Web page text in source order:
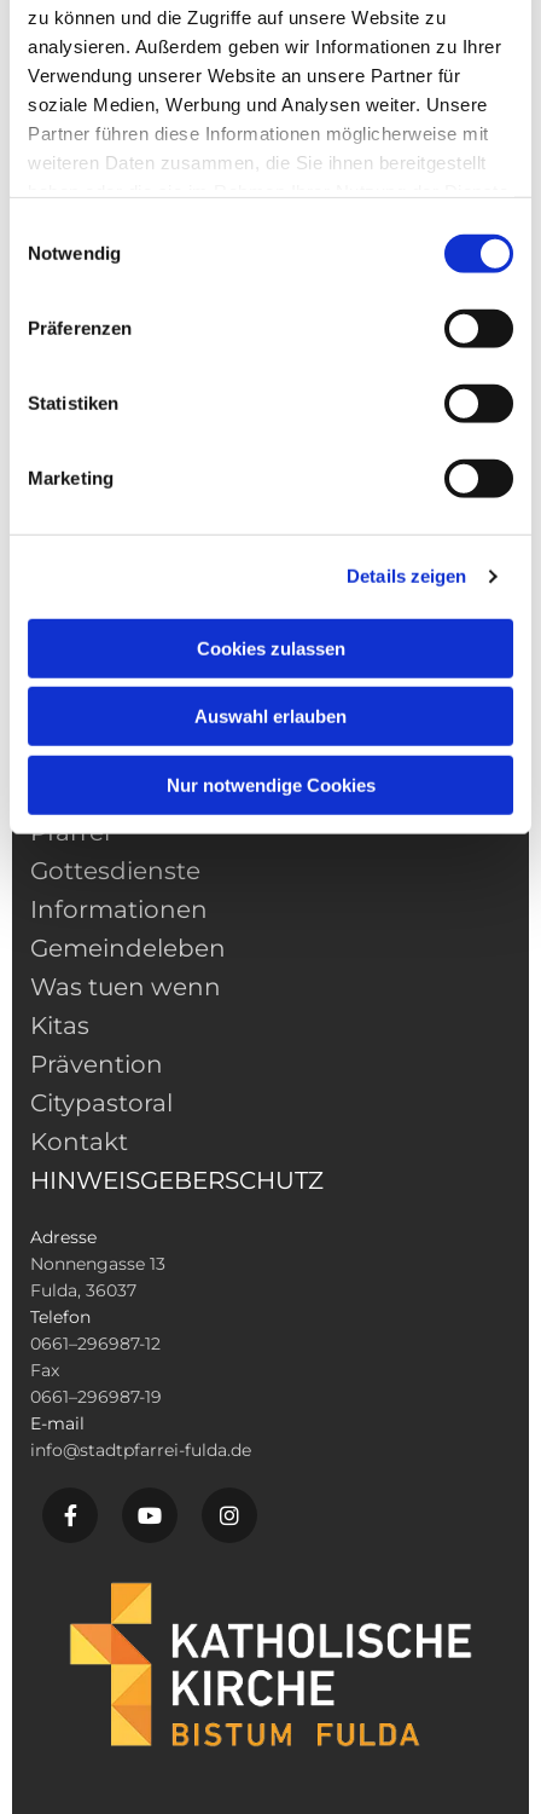
zu können und die Zugriffe auf unsere Website zu
analysieren. Außerdem geben wir Informationen zu Ihrer
Verwendung unserer Website an unsere Partner für
soziale Medien, Werbung und Analysen weiter. Unsere
Partner führen diese Informationen möglicherweise mit
weiteren Daten zusammen, die Sie ihnen bereitgestellt
Notwendig
Präferenzen
Statistiken
Marketing
Details zeigen
Cookies zulassen
Auswahl erlauben
Nur notwendige Cookies
Dies könnte Sie auch
interessieren
NAVIGATION
Pfarrei
Gottesdienste
Informationen
Gemeindeleben
Was tuen wenn
Kitas
Prävention
Citypastoral
Kontakt
HINWEISGEBERSCHUTZ
Adresse
Nonnengasse 13
Fulda, 36037
Telefon
0661–296987-12
Fax
0661–296987-19
E-mail
info@stadtpfarrei-fulda.de